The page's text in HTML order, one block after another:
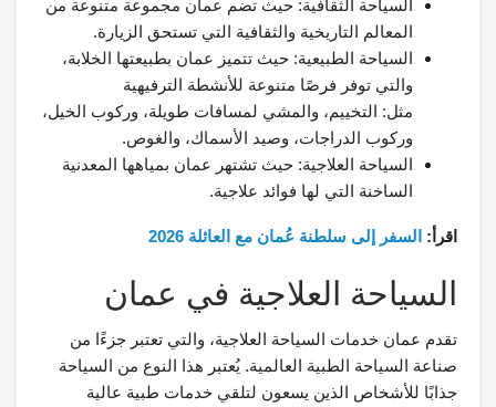
السياحة الثقافية: حيث تضم عمان مجموعة متنوعة من
المعالم التاريخية والثقافية التي تستحق الزيارة.
السياحة الطبيعية: حيث تتميز عمان بطبيعتها الخلابة،
والتي توفر فرصًا متنوعة للأنشطة الترفيهية
مثل: التخييم، والمشي لمسافات طويلة، وركوب الخيل،
وركوب الدراجات، وصيد الأسماك، والغوص.
السياحة العلاجية: حيث تشتهر عمان بمياهها المعدنية
الساخنة التي لها فوائد علاجية.
اقرأ: السفر إلى سلطنة عُمان مع العائلة 2026
السياحة العلاجية في عمان
تقدم عمان خدمات السياحة العلاجية، والتي تعتبر جزءًا من
صناعة السياحة الطبية العالمية. يُعتبر هذا النوع من السياحة
جذابًا للأشخاص الذين يسعون لتلقي خدمات طبية عالية